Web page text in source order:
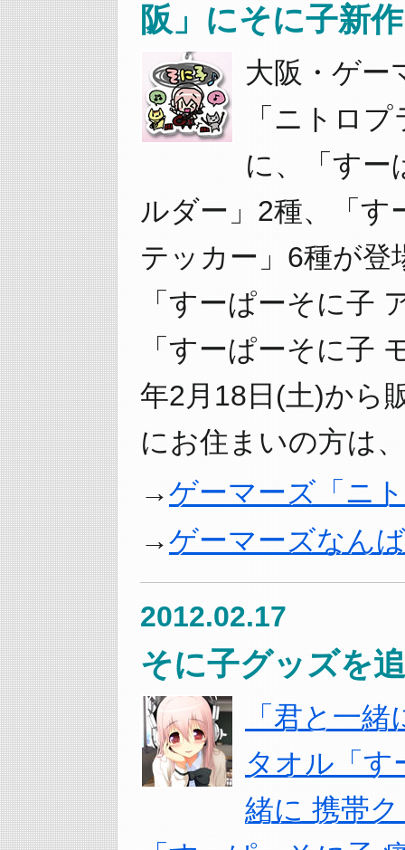
阪」にそに子新
大阪・ゲー
「ニトロ
に、「すー
ルダー」2種、「す
テッカー」6種が登
「すーぱーそに子
「すーぱーそに子
年2月18日(土)から
にお住まいの方は
ゲーマーズ「ニ
ゲーマーズなん
2012.02.17
そに子グッズを
「君と一
タオル「す
緒に 携帯